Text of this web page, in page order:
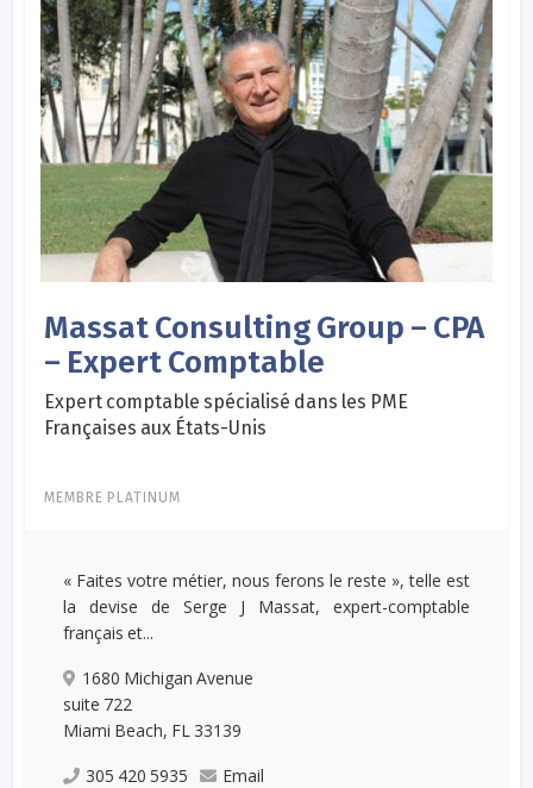
Massat Consulting Group – CPA
– Expert Comptable
Expert comptable spécialisé dans les PME
Françaises aux États-Unis
MEMBRE PLATINUM
« Faites votre métier, nous ferons le reste », telle est
la devise de Serge J Massat, expert-comptable
français et...
1680 Michigan Avenue
suite 722
Miami Beach, FL 33139
305 420 5935
Email